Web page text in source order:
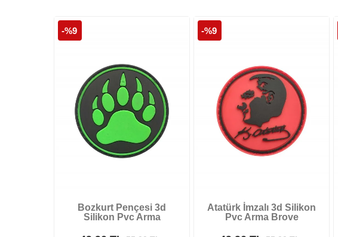
-%9
Bozkurt Pençesi 3d
Silikon Pvc Arma
-%9
Atatürk İmzalı 3d Silikon
Pvc Arma Brove